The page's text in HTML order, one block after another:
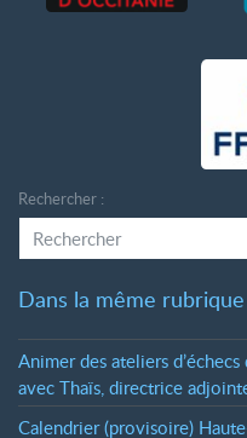
Rechercher :
Dans la même rubrique
Animer des ateliers
avec Thaïs, directrice
Calendrier (provisoire)